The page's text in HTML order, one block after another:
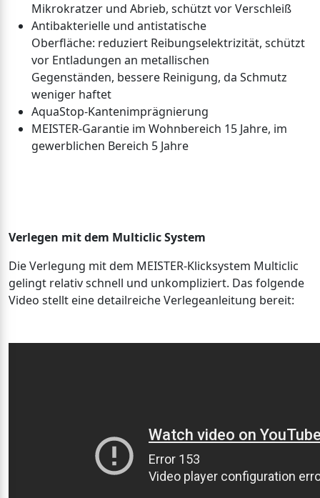
Mikrokratzer und Abrieb, schützt vor Verschleiß
Antibakterielle und antistatische
Oberfläche: reduziert Reibungselektrizität, schützt
vor Entladungen an metallischen
Gegenständen, bessere Reinigung, da Schmutz
weniger haftet
AquaStop-Kantenimprägnierung
MEISTER-Garantie im Wohnbereich 15 Jahre, im
gewerblichen Bereich 5 Jahre
Verlegen mit dem Multiclic System
Die Verlegung mit dem MEISTER-Klicksystem Multiclic
gelingt relativ schnell und unkompliziert. Das folgende
Video stellt eine detailreiche Verlegeanleitung bereit: